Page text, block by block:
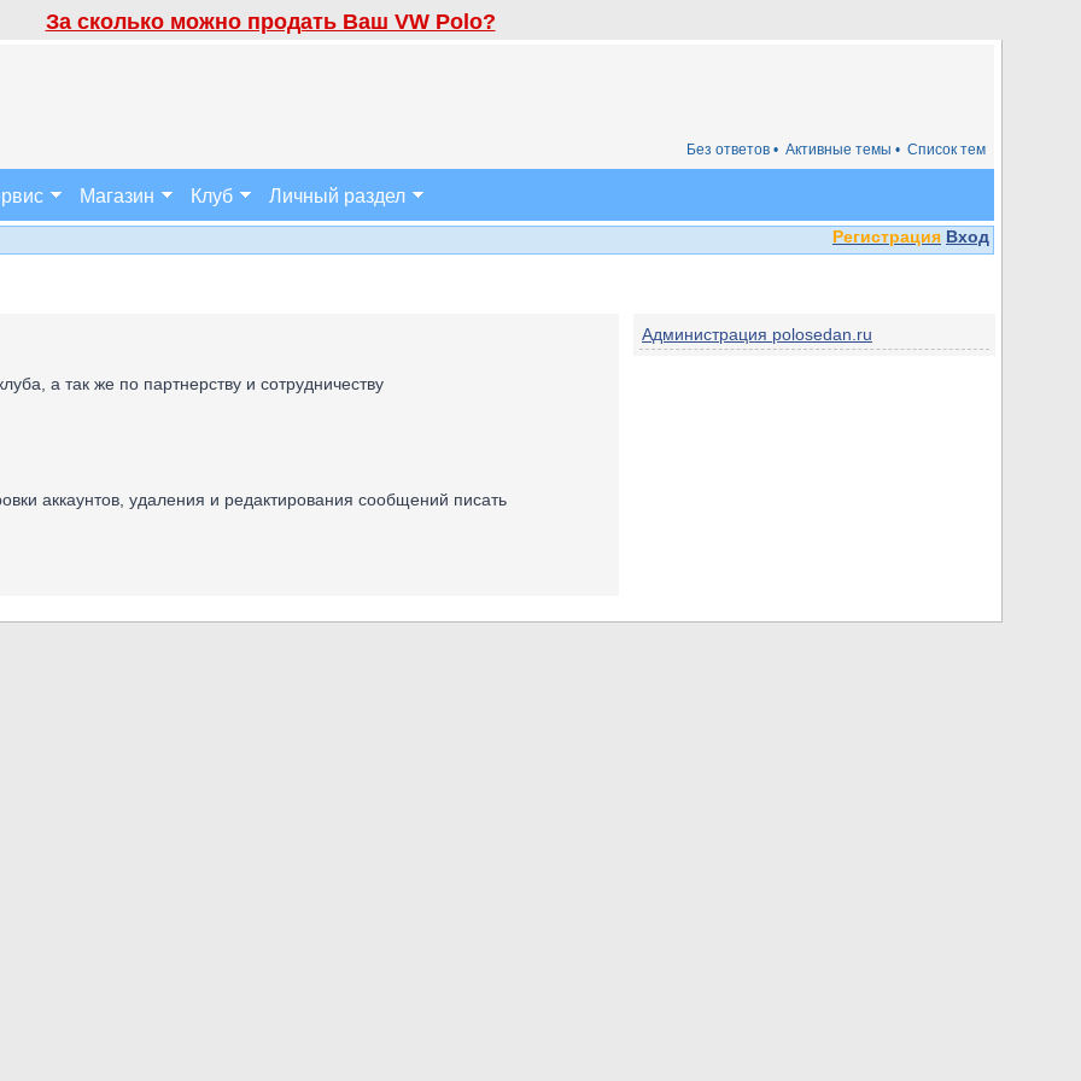
За сколько можно продать Ваш VW Polo?
Список тем
Активные темы •
Без ответов •
Магазин Клуб Личный раздел
Регистрация Вход
Администрация polosedan.ru
а так же по партнерству и сотрудничеству
аккаунтов, удаления и редактирования сообщений писать